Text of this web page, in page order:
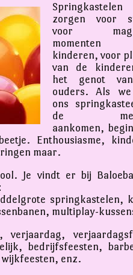
Springkastelen
zorgen voor
voor
momenten
kinderen, voor
van de
het genot
ouders. Als
ons
de
aankomen,
Enthousiasme,
maar.
Je vindt er bij
springkastelen,
multiplay-
verjaardag,
bedrijfsfeesten,
enz.